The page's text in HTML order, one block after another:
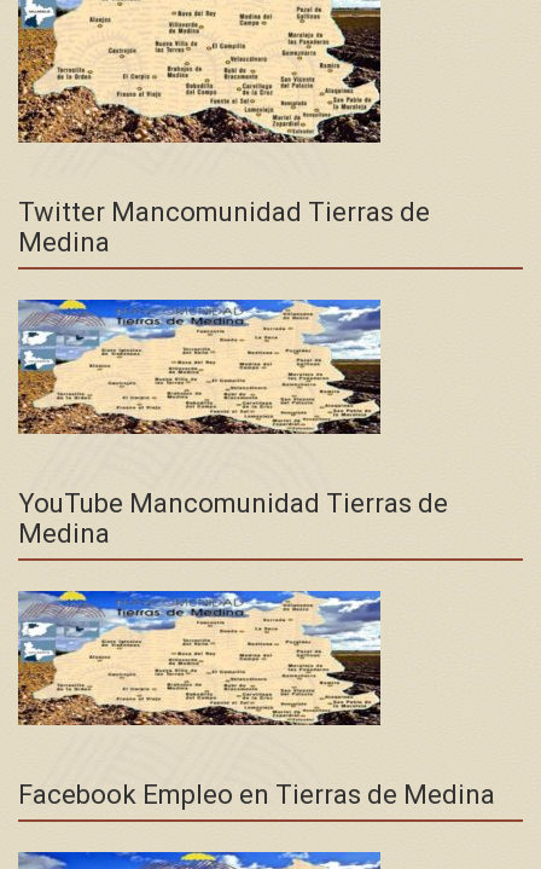
Twitter Mancomunidad Tierras de
Medina
YouTube Mancomunidad Tierras de
Medina
Facebook Empleo en Tierras de Medina